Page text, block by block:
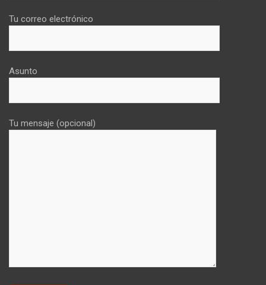
Tu correo electrónico
Asunto
Tu mensaje (opcional)